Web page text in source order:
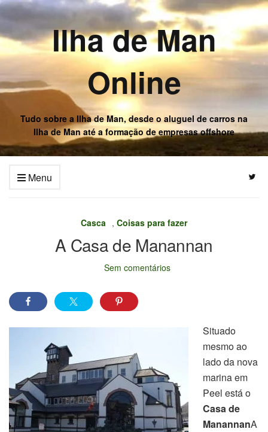
Ilha de Man
Online
Tudo sobre a Ilha de Man, desde o aluguel de carros na
Ilha de Man até a formação de empresas offshore
Menu
Casca , Coisas para fazer
A Casa de Manannan
Sem comentários
Situado
mesmo ao
lado da nova
marina em
Peel está o
Casa de
ManannanA